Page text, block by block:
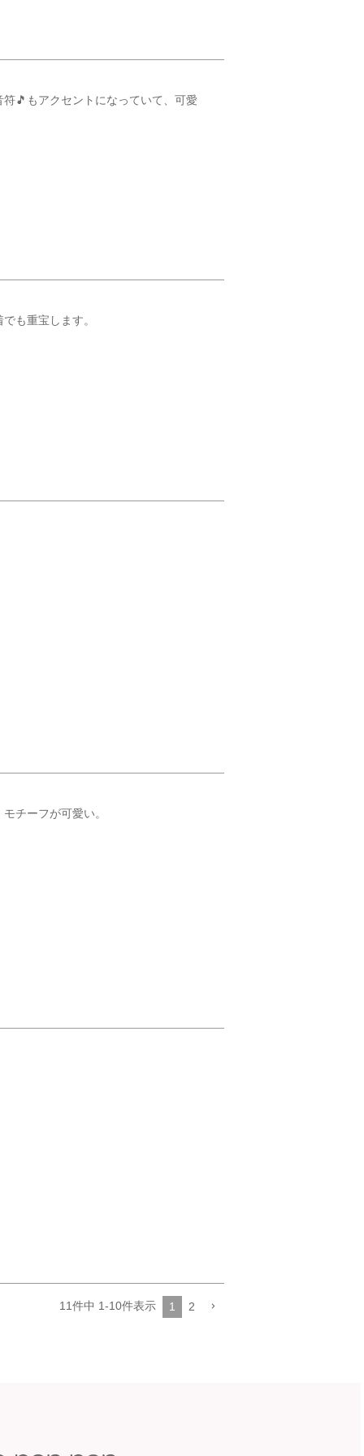
🎵もアクセントになっていて、可愛
も重宝します。
チーフが可愛い。
11件中 1-10件表示 1 2